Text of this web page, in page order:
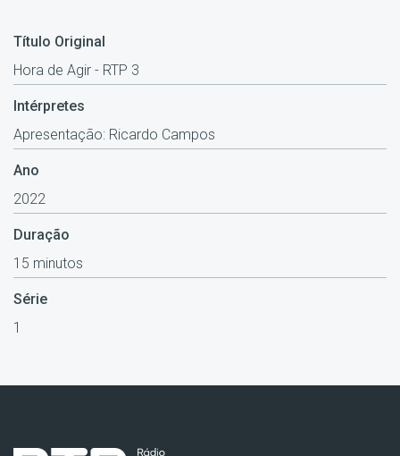
Título Original
Hora de Agir - RTP 3
Intérpretes
Apresentação: Ricardo Campos
Ano
2022
Duração
15 minutos
Série
1